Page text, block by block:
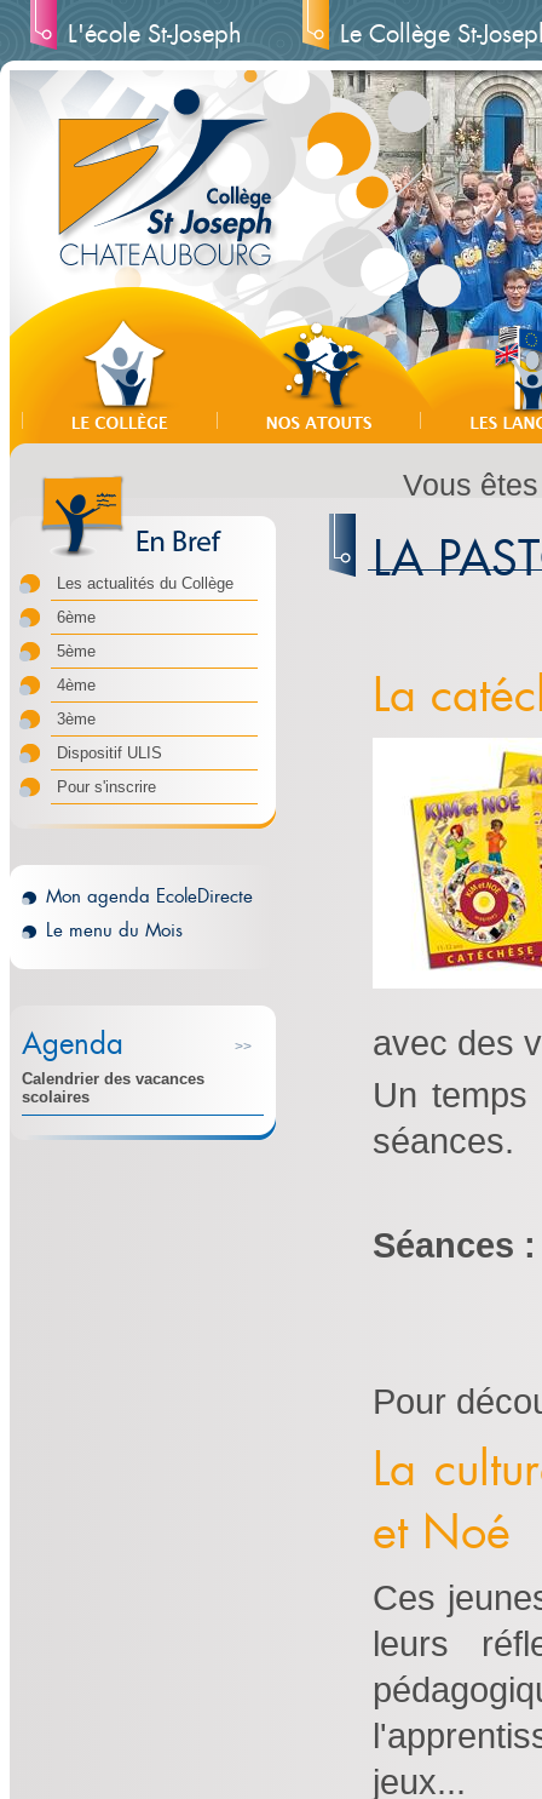
L'école St-Joseph Le Collège St-
Les actualités du Collège
6ème
5ème
4ème
3ème
Dispositif ULIS
Pour s'inscrire
Mon agenda EcoleDirecte
Le menu du Mois
>>
Agenda
Calendrier des vacances
scolaires
Vous
LA
La
avec des
Un temps
séances.
Séances
Pour
La
et Noé
Ces
leurs
jeux...